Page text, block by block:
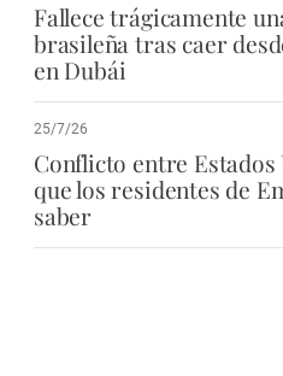
Fallece trágicamente
brasileña tras caer
en Dubái
25/7/26
Conflicto entre
que los residentes de
saber